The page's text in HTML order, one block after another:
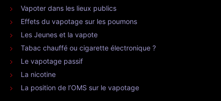
Vapoter dans les lieux publics
Effets du vapotage sur les poumons
Les Jeunes et la vapote
Tabac chauffé ou cigarette électronique ?
Le vapotage passif
La nicotine
La position de l’OMS sur le vapotage